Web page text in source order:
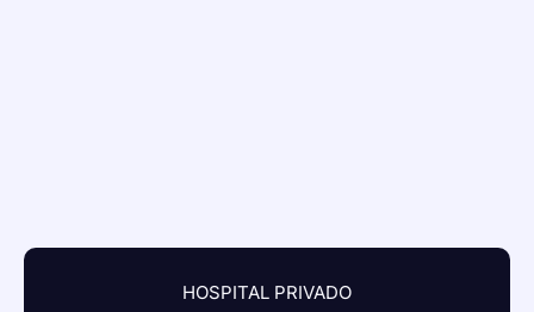
HOSPITAL PRIVADO